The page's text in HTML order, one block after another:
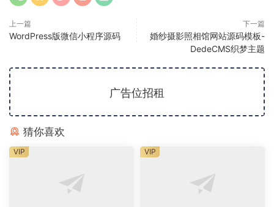
上一篇
WordPress版微信小程序源码
下一篇
婚纱摄影照相馆网站源码模板-
DedeCMS织梦主题
广告位招租
猜你喜欢
VIP VIP